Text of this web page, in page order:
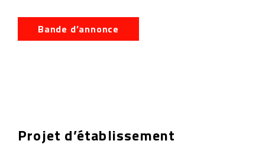
Bande d’annonce
Projet d’établissement